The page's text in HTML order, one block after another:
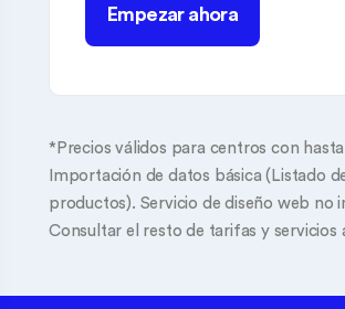
Empezar ahora
*Precios válidos para centros con hasta
Importación de datos básica (Listado
productos). Servicio de diseño web no
Consultar el resto de tarifas y servicios